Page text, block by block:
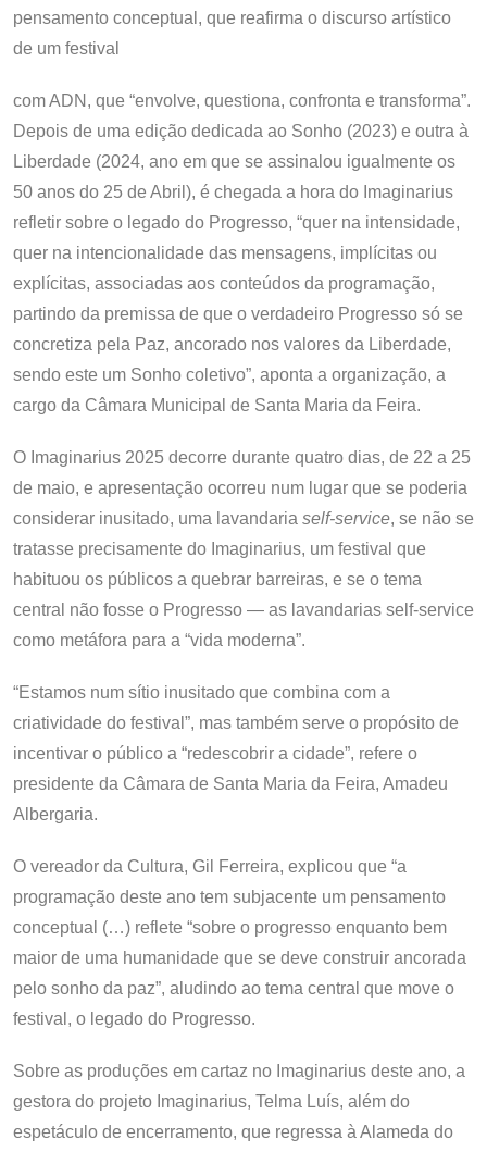
pensamento conceptual, que reafirma o discurso artístico
de um festival
com ADN, que “envolve, questiona, confronta e transforma”.
Depois de uma edição dedicada ao Sonho (2023) e outra à
Liberdade (2024, ano em que se assinalou igualmente os
50 anos do 25 de Abril), é chegada a hora do Imaginarius
refletir sobre o legado do Progresso, “quer na intensidade,
quer na intencionalidade das mensagens, implícitas ou
explícitas, associadas aos conteúdos da programação,
partindo da premissa de que o verdadeiro Progresso só se
concretiza pela Paz, ancorado nos valores da Liberdade,
sendo este um Sonho coletivo”, aponta a organização, a
cargo da Câmara Municipal de Santa Maria da Feira.
O Imaginarius 2025 decorre durante quatro dias, de 22 a 25
de maio, e apresentação ocorreu num lugar que se poderia
considerar inusitado, uma lavandaria self-service, se não se
tratasse precisamente do Imaginarius, um festival que
habituou os públicos a quebrar barreiras, e se o tema
central não fosse o Progresso — as lavandarias self-service
como metáfora para a “vida moderna”.
“Estamos num sítio inusitado que combina com a
criatividade do festival”, mas também serve o propósito de
incentivar o público a “redescobrir a cidade”, refere o
presidente da Câmara de Santa Maria da Feira, Amadeu
Albergaria.
O vereador da Cultura, Gil Ferreira, explicou que “a
programação deste ano tem subjacente um pensamento
conceptual (…) reflete “sobre o progresso enquanto bem
maior de uma humanidade que se deve construir ancorada
pelo sonho da paz”, aludindo ao tema central que move o
festival, o legado do Progresso.
Sobre as produções em cartaz no Imaginarius deste ano, a
gestora do projeto Imaginarius, Telma Luís, além do
espetáculo de encerramento, que regressa à Alameda do